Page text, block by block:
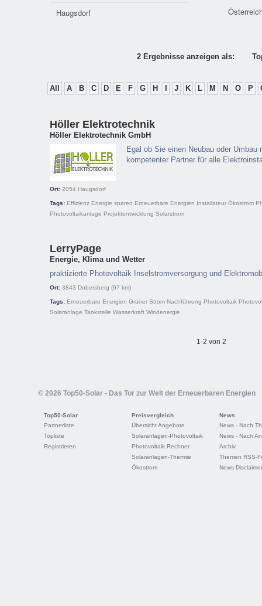
2 Ergebnisse anzeigen als:
All A B C D E F G H J K L M N O P
Höller Elektrotechnik
Höller Elektrotechnik GmbH
Egal ob Sie einen Neubau oder
kompetenter Partner für alle
Ort: 2054 Haugsdorf
Tags: Effizienz Energie sparen Erneuerbare Energien Installateur Ökostrom
Photovoltaikanlage Projektentwicklung Solarstrom
LerryPage
Energie, Klima und Wetter
praktizierte Photovoltaik Inselstromversorgung und
Ort: 3843 Dobersberg (97 km)
Tags: Erneuerbare Energien Grüner Strom Nachführung Photovoltaik
Solaranlage Tankstelle Wasserkraft Windenergie
1-2 von 2
© 2026 Top50-Solar - Das Tor zur Welt der Erneuerbaren Energien
Top50-Solar
Partnerliste
Topliste
Registrieren
Preisvergleich
Übersicht Angebote
Solaranlagen-Photovoltaik
Photovoltaik Rechner
Solaranlagen-Thermie
Ökostrom
News
News - Nach
News - Nach
Archiv
Themen RSS-
News Disclaimer